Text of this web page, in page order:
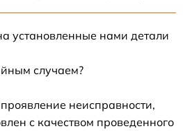
установленные нами детали
случаем?
неисправности,
с качеством проведенного